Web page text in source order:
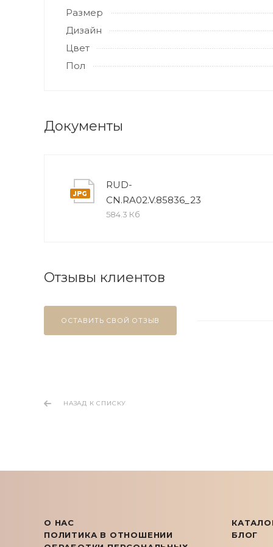
Размер
Дизайн
Цвет
Пол
Документы
RUD-
CN.RA02.V.85836_23
584.3 Кб
Отзывы клиентов
ОСТАВИТЬ СВОЙ ОТЗЫВ
НАЗАД К СПИСКУ
О НАС
ПОЛИТИКА В ОТНОШЕНИИ
БЛОГ